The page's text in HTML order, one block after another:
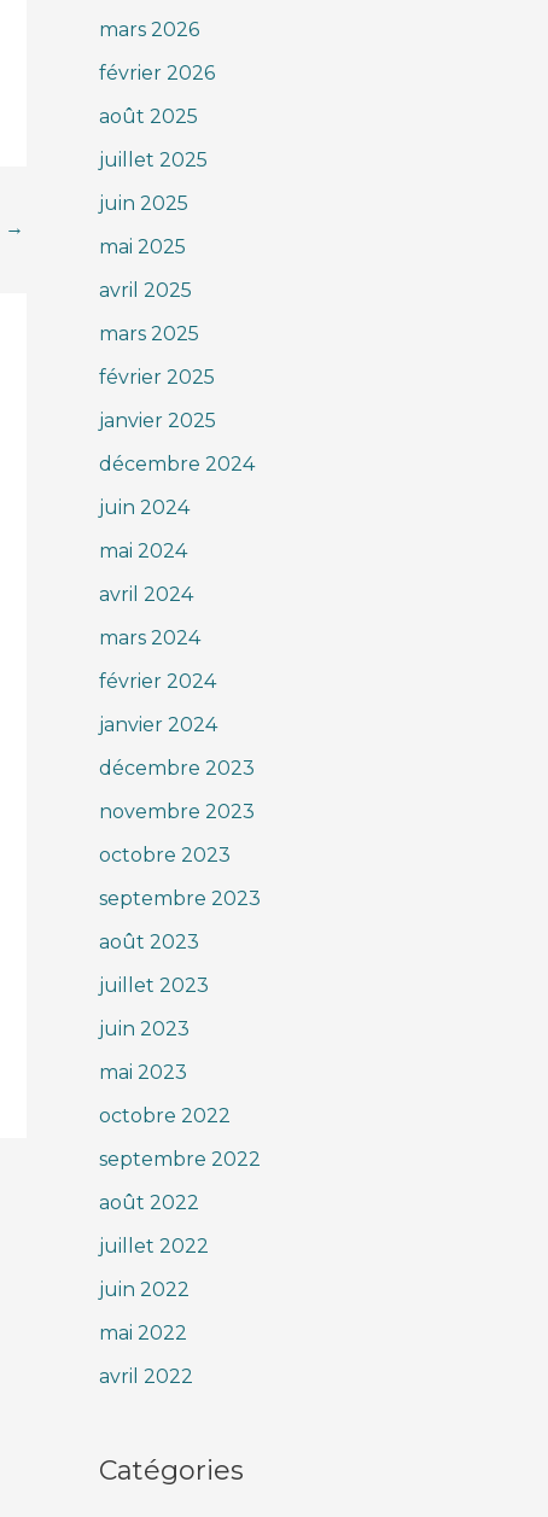
→
mars 2026
février 2026
août 2025
juillet 2025
juin 2025
mai 2025
avril 2025
mars 2025
février 2025
janvier 2025
décembre 2024
juin 2024
mai 2024
avril 2024
mars 2024
février 2024
janvier 2024
décembre 2023
novembre 2023
octobre 2023
septembre 2023
août 2023
juillet 2023
juin 2023
mai 2023
octobre 2022
septembre 2022
août 2022
juillet 2022
juin 2022
mai 2022
avril 2022
Catégories